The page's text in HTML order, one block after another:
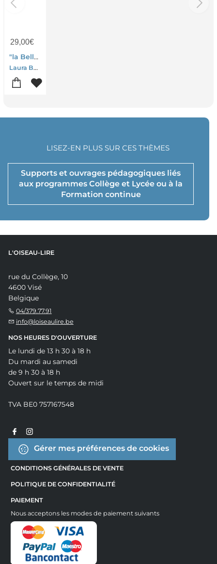
29,00€
"la Belle Et La Bete" Lire Et Comprendre Les Textes Litteraires
Laura Bencini
Supports et ouvrages pédagogiques liés
aux programmes Collège et Lycée ou à la
Formation continue
LISEZ-EN PLUS SUR CES THÈMES
L'OISEAU-LIRE
rue du Collège, 10
4600 Visé
Belgique
04/379.77.91
info@loiseaulire.be
NOS HEURES D'OUVERTURE
Le lundi de 13 h 30 à 18 h
Du mardi au samedi
de 9 h 30 à 18 h
Ouvert sur le temps de midi
TVA BE0 757167548
Gérer mes préférences de cookies
CONDITIONS GÉNÉRALES DE VENTE
POLITIQUE DE CONFIDENTIALITÉ
PAIEMENT
Nous acceptons les modes de paiement suivants